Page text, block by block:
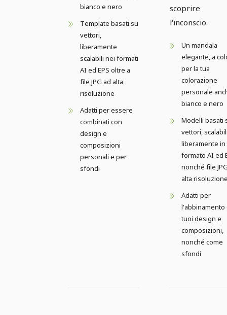
bianco e nero
Template basati su
vettori,
liberamente
scalabili nei formati
AI ed EPS oltre a
file JPG ad alta
risoluzione
Adatti per essere
combinati con
design e
composizioni
personali e per
sfondi
scoprire
l'inconscio.
Un mandala
elegante, a
per la tua
colorazione
personale
bianco e nero
Modelli basati
vettori,
liberamente in
formato AI ed
nonché file
alta
Adatti per
l'abbinamento
tuoi design e
composizioni,
nonché come
sfondi